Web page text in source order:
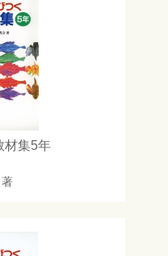
材集5年
著